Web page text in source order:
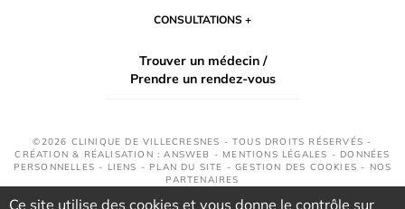
CONSULTATIONS
Trouver un médecin /
Prendre un rendez-vous
©2026 CLINIQUE DE VILLECRESNES - TOUS DROITS RÉSERVÉS -
CRÉATION & RÉALISATION : ANSWEB - MENTIONS LÉGALES - DONNÉES
PERSONNELLES - LIENS - PLAN DU SITE -GESTION DES COOKIES - NOS
PARTENAIRES
Ce site utilise des cookies et vous donne le contrôle sur